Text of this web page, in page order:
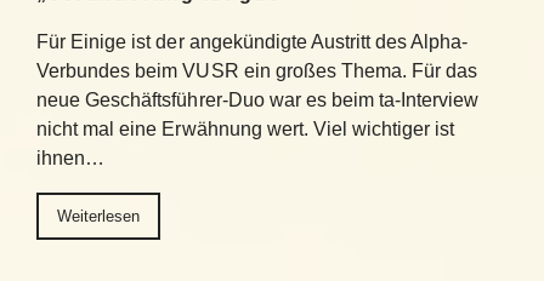
Für Einige ist der angekündigte Austritt des Alpha-
Verbundes beim VUSR ein großes Thema. Für das
neue Geschäftsführer-Duo war es beim ta-Interview
nicht mal eine Erwähnung wert. Viel wichtiger ist
ihnen…
Weiterlesen